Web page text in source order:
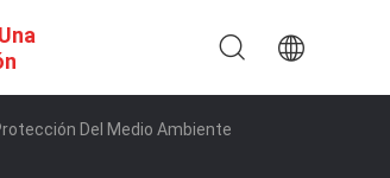
Del Medio Ambiente